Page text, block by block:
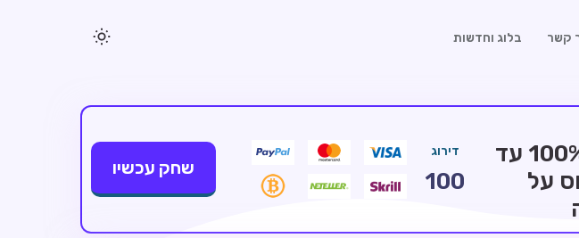
קשר בלוג וחדשות
חבילת קבלת פנים: בונוס 100% עד
על
דירוג
100
שחק עכשיו